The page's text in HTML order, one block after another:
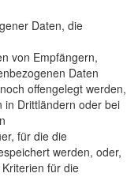
Daten, die
von Empfängern,
Daten
offengelegt werden,
in Drittländern oder bei
für die die
werden, oder,
für die